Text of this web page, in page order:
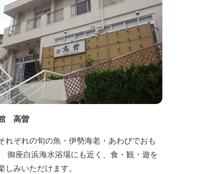
高曽
れぞれの旬の魚・伊勢海老・あわびでおも
御座白浜海水浴場にも近く、食・観・遊を
しみいただけます。